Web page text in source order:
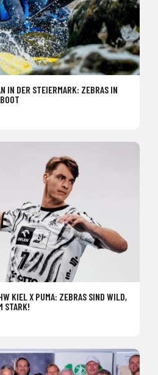
IN DER STEIERMARK: ZEBRAS IN
KIEL X PUMA: ZEBRAS SIND WILD,
STARK!